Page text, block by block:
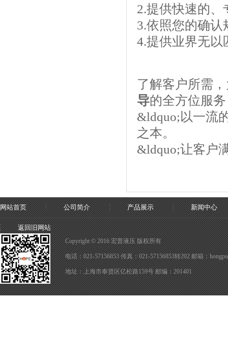
2.提供快速的
3.依照您的确认
4.提供业界无以
了解客户所需
导的全方位服
&ldquo;以一流
之本。
&ldquo;让客户
网站首页 公司简介 产品展示 新闻中心
返回旧网站
Copyright © 2016 宏普液压 版权所有
电话：021-57156853 传真：021-57156853转202 邮箱：
地址：上海市奉贤区亿松路159号 邮编：201401